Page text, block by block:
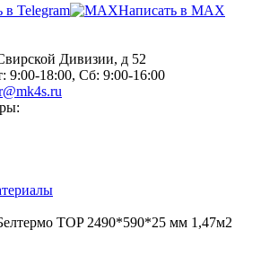
в Telegram
Написать в MAX
Дивизии, д 52
9:00-18:00, Сб: 9:00-16:00
TOP 2490*590*25 мм 1,47м2